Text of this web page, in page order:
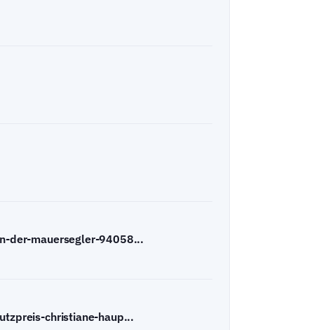
der-mauersegler-94058...
christiane-haup...